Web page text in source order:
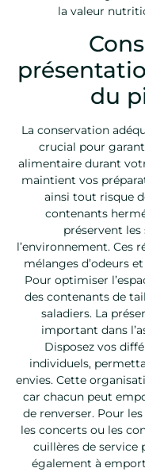
la valeur
du
La conservation
crucial pour
alimentaire durant
maintient vos
ainsi tout risque
contenants
préservent
l’environnement. Ces
mélanges d’odeurs
Pour optimiser
des contenants de
saladiers. La
important dans
Disposez vos
individuels,
envies. Cette
car chacun peut
de renverser. Pour
les concerts ou les
cuillères de service
également à